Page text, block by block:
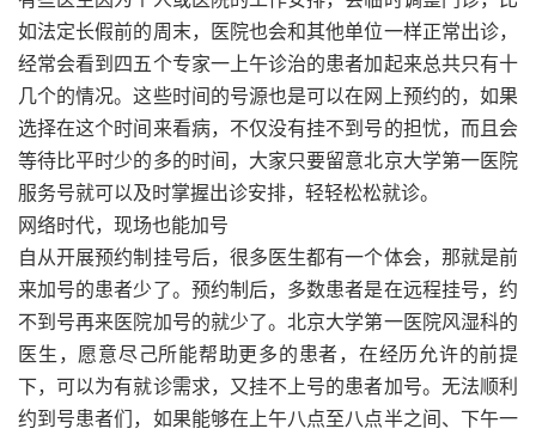
如法定长假前的周末，医院也会和其他单位一样正常出诊，
经常会看到四五个专家一上午诊治的患者加起来总共只有十
几个的情况。这些时间的号源也是可以在网上预约的，如果
选择在这个时间来看病，不仅没有挂不到号的担忧，而且会
等待比平时少的多的时间，大家只要留意北京大学第一医院
服务号就可以及时掌握出诊安排，轻轻松松就诊。
网络时代，现场也能加号
自从开展预约制挂号后，很多医生都有一个体会，那就是前
来加号的患者少了。预约制后，多数患者是在远程挂号，约
不到号再来医院加号的就少了。北京大学第一医院风湿科的
医生，愿意尽己所能帮助更多的患者，在经历允许的前提
下，可以为有就诊需求，又挂不上号的患者加号。无法顺利
约到号患者们，如果能够在上午八点至八点半之间、下午一